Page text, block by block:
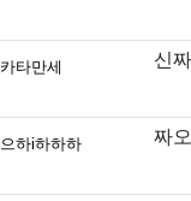
카타만세 신
으하i하하하 짜